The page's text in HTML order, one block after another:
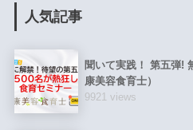
人気記事
聞いて実践！ 第五弾!
康美容食育士）
9921 views